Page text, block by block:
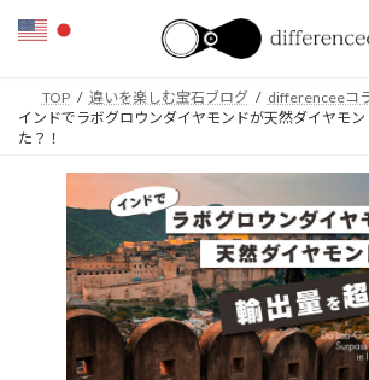
TOP 違いを楽しむ宝石ブログ
differenceeコ
インドでラボグロウンダイヤモンドが天然ダイヤモ
た？！